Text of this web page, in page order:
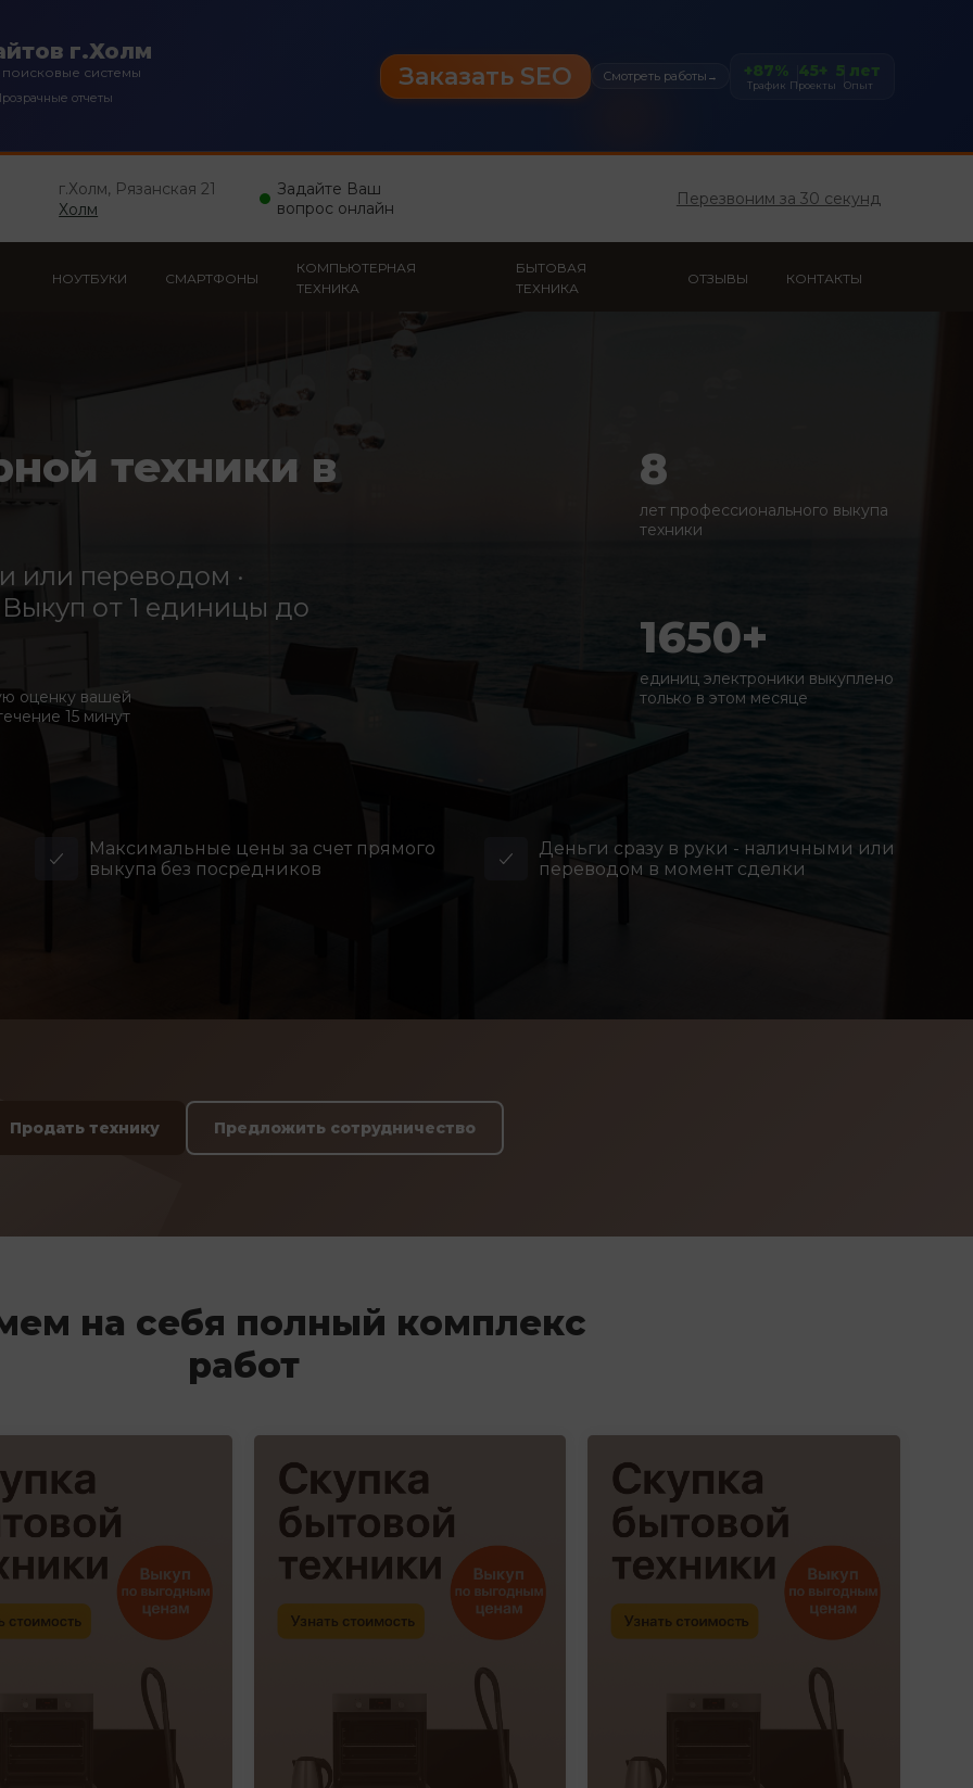
г.Холм
системы
отчеты
Заказать SEO Смотреть работы → +87%
Трафик
45+
Проекты
5 лет
Опыт
г.Холм, Рязанская 21
Холм
Задайте Ваш
вопрос онлайн
Перезвоним за 30 секунд
НОУТБУКИ СМАРТФОНЫ
КОМПЬЮТЕРНАЯ
ТЕХНИКА
БЫТОВАЯ
ТЕХНИКА
ОТЗЫВЫ КОНТАКТЫ
техники в
или переводом ·
от 1 единицы до
оценку вашей
15 минут
8
лет профессионального выкупа
техники
1650+
единиц электроники выкуплено
только в этом месяце
Максимальные цены за счет прямого
выкупа без посредников
Деньги сразу в руки - наличными или
переводом в момент сделки
Продать технику Предложить сотрудничество
на себя полный комплекс
работ